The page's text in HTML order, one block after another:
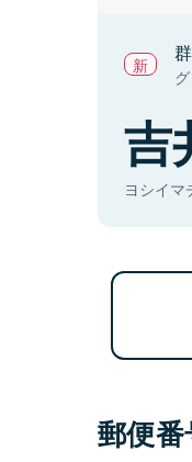
吉
ヨシイマ
郵便